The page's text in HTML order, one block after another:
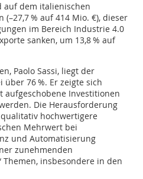
auf dem italienischen
% auf 414 Mio. €), dieser
im Bereich Industrie 4.0
sanken, um 13,8 % auf
Paolo Sassi, liegt der
76 %. Er zeigte sich
aufgeschobene Investitionen
Die Herausforderung
hochwertigere
Mehrwert bei
und Automatisierung
zunehmenden
insbesondere in den